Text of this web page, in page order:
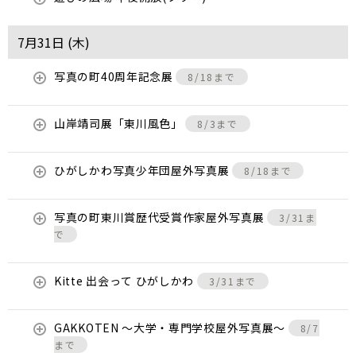
7月31日 (木)
写真の町40周年記念展 8/18まで
山岸靖司展「東川風色」 8/3まで
ひがしかわ写真少年団屋外写真展 8/18まで
写真の町東川賞歴代受賞作家屋外写真展
3/31ま
で
Kitte 出会って ひがしかわ 3/31まで
GAKKOTEN ～大学・専門学校屋外写真展～
8/7
まで